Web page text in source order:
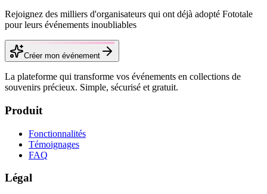
Rejoignez des milliers d'organisateurs qui ont déjà adopté Fototale
pour leurs événements inoubliables
Créer mon événement
La plateforme qui transforme vos événements en collections de
souvenirs précieux. Simple, sécurisé et gratuit.
Produit
Fonctionnalités
Témoignages
FAQ
Légal